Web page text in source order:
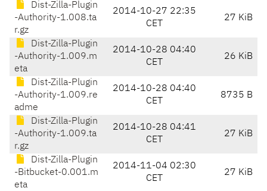
Dist-Zilla-Plugin
-Authority-1.008.ta
r.gz
2014-10-27 22:35
CET
27 KiB
Dist-Zilla-Plugin
-Authority-1.009.m
eta
2014-10-28 04:40
CET
26 KiB
Dist-Zilla-Plugin
-Authority-1.009.re
adme
2014-10-28 04:40
CET
8735 B
Dist-Zilla-Plugin
-Authority-1.009.ta
r.gz
2014-10-28 04:41
CET
27 KiB
Dist-Zilla-Plugin
-Bitbucket-0.001.m
eta
2014-11-04 02:30
CET
27 KiB